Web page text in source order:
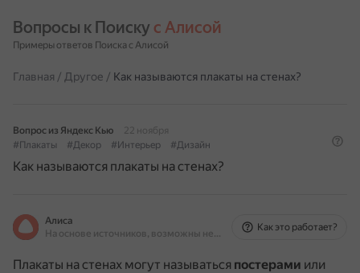
Вопросы к Поиску с Алисой
Примеры ответов Поиска с Алисой
Главная / Другое / Как называются плакаты на стенах?
Вопрос из Яндекс Кью
22 ноября
#Плакаты
#Декор #Интерьер #Дизайн
Как называются плакаты на стенах?
Алиса
На основе источников, возможны неточности
Как это работает?
Плакаты на стенах могут называться постерами или